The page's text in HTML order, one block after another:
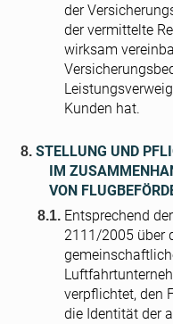
der
der vermittelte
wirksam
Kunden hat.
STELLUNG UND
IM
VON
Entsprechend
2111/2005 über
verpflichtet, den
die Identität der